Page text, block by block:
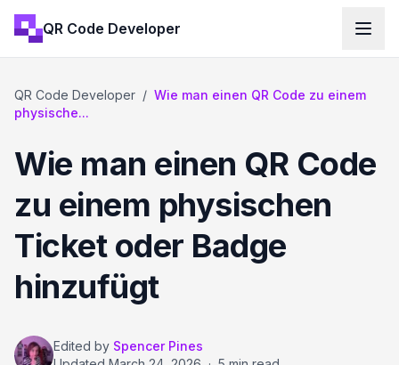
QR Code Developer
QR Code Developer / Wie man einen QR Code zu einem
physische...
Wie man einen QR Code
zu einem physischen
Ticket oder Badge
hinzufügt
Edited by Spencer Pines